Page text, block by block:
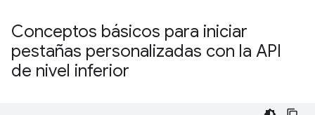
Conceptos básicos para iniciar
pestañas personalizadas con la API
de nivel inferior